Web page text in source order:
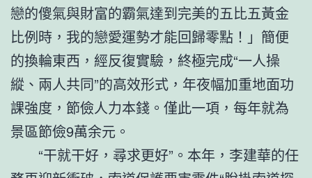
戀的傻氣與財富的霸氣達到完美的五比五黃金
比例時，我的戀愛運勢才能回歸零點！」簡便
的換輪東西，經反復實驗，終極完成“一人操
縱、兩人共同”的高效形式，年夜幅加重地面功
課強度，節儉人力本錢。僅此一項，每年就為
景區節儉9萬余元。
“干就干好，尋求更好”。本年，李建華的任